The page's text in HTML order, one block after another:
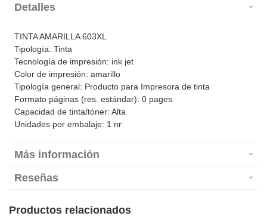
Detalles
TINTA AMARILLA 603XL
Tipología: Tinta
Tecnología de impresión: ink jet
Color de impresión: amarillo
Tipología general: Producto para Impresora de tinta
Formato páginas (res. estándar): 0 pages
Capacidad de tinta/tóner: Alta
Unidades por embalaje: 1 nr
Más información
Reseñas
Productos relacionados